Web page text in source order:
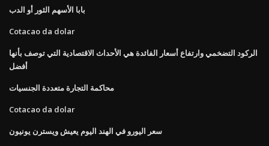
بابا الأسهم الثور أو الدب
Cotacao da dolar
الركود التضخمي وارتفاع أسعار الفائدة هي الأحداث الاقتصادية التي توصف بأنها
أفضل
محاكمة التجارة متعددة الجنسيات
Cotacao da dolar
سعر اليورو في الهند اليوم يعيش ويسترن يونيون